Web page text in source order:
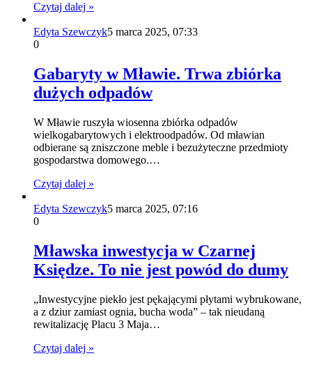
Czytaj dalej »
Edyta Szewczyk5 marca 2025, 07:33
0
Gabaryty w Mławie. Trwa zbiórka
dużych odpadów
W Mławie ruszyła wiosenna zbiórka odpadów
wielkogabarytowych i elektroodpadów. Od mławian
odbierane są zniszczone meble i bezużyteczne przedmioty
gospodarstwa domowego.…
Czytaj dalej »
Edyta Szewczyk5 marca 2025, 07:16
0
Mławska inwestycja w Czarnej
Księdze. To nie jest powód do dumy
„Inwestycyjne piekło jest pękającymi płytami wybrukowane,
a z dziur zamiast ognia, bucha woda” – tak nieudaną
rewitalizację Placu 3 Maja…
Czytaj dalej »